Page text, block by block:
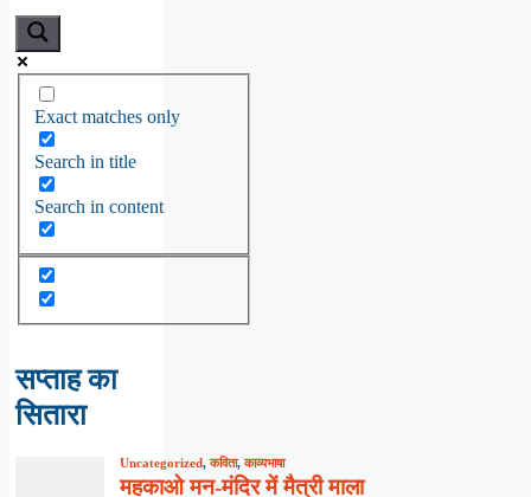
Exact matches only
Search in title
Search in content
सप्ताह का
सितारा
Uncategorized,कविता,काव्यभाषा
महकाओ मन-मंदिर में मैत्री माला